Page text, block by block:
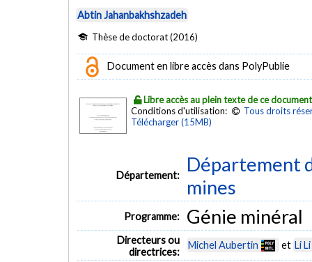
Abtin Jahanbakhshzadeh
Thèse de doctorat (2016)
Document en libre accès dans PolyPublie
Libre accès au plein texte de ce document
Conditions d'utilisation:
Tous droits
Télécharger (15MB)
Département:
Département
mines
Programme: Génie minéral
Directeurs ou
directrices:
Michel Aubertin et Li Li